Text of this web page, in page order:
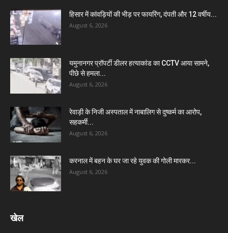
हिसार में कांवड़ियों की भीड़ पर फायरिंग, दंपती और 12 वर्षीय...
August 6, 2026
यमुनानगर प्रॉपर्टी डीलर हत्याकांड का CCTV आया सामने,
पीछे से हमला...
August 6, 2026
रेवाड़ी के निजी अस्पताल में नाबालिग से दुष्कर्म का आरोप,
सहकर्मी...
August 6, 2026
करनाल में बहन के घर जा रहे युवक की गोली मारकर...
August 6, 2026
खेल